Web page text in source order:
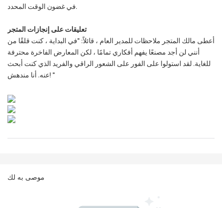
في غضون الوقت المحدد.
تعليقات على إنجازات المتجر
أعطى مالك المتجر ملاحظات للمدير العام ، قائلاً: "في البداية ، كنت قلقًا من
أنني لن أجد مصنعًا يفهم أفكاري تمامًا ، لكن المعارض الفاخرة محترفة
للغاية. لقد استولوا على الفور على الشعور الراقي والفريد الذي كنت أبحث
عنه. أنا مندهش! "
موصى به لك